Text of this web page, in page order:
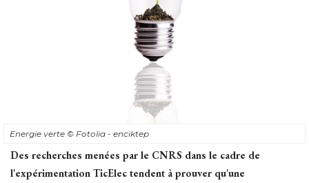
Energie verte © Fotolia - enciktep
Des recherches menées par le CNRS dans le cadre de
l'expérimentation TicElec tendent à prouver qu'une